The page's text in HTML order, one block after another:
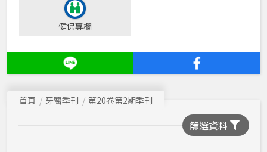
2012年季刊
健保專欄
首頁 牙醫季刊 第20卷第2期季刊
篩選資料